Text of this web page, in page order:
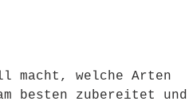
macht, welche Arten
besten zubereitet und